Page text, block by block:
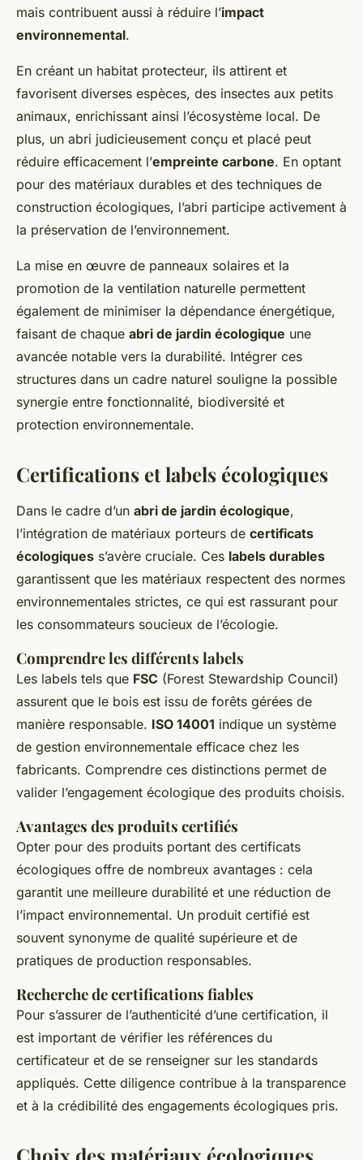
mais contribuent aussi à réduire l’impact
environnemental.
En créant un habitat protecteur, ils attirent et
favorisent diverses espèces, des insectes aux petits
animaux, enrichissant ainsi l’écosystème local. De
plus, un abri judicieusement conçu et placé peut
réduire efficacement l’empreinte carbone. En optant
pour des matériaux durables et des techniques de
construction écologiques, l’abri participe activement à
la préservation de l’environnement.
La mise en œuvre de panneaux solaires et la
promotion de la ventilation naturelle permettent
également de minimiser la dépendance énergétique,
faisant de chaque abri de jardin écologique une
avancée notable vers la durabilité. Intégrer ces
structures dans un cadre naturel souligne la possible
synergie entre fonctionnalité, biodiversité et
protection environnementale.
Certifications et labels écologiques
Dans le cadre d’un abri de jardin écologique,
l’intégration de matériaux porteurs de certificats
écologiques s’avère cruciale. Ces labels durables
garantissent que les matériaux respectent des normes
environnementales strictes, ce qui est rassurant pour
les consommateurs soucieux de l’écologie.
Comprendre les différents labels
Les labels tels que FSC (Forest Stewardship Council)
assurent que le bois est issu de forêts gérées de
manière responsable. ISO 14001 indique un système
de gestion environnementale efficace chez les
fabricants. Comprendre ces distinctions permet de
valider l’engagement écologique des produits choisis.
Avantages des produits certifiés
Opter pour des produits portant des certificats
écologiques offre de nombreux avantages : cela
garantit une meilleure durabilité et une réduction de
l’impact environnemental. Un produit certifié est
souvent synonyme de qualité supérieure et de
pratiques de production responsables.
Recherche de certifications fiables
Pour s’assurer de l’authenticité d’une certification, il
est important de vérifier les références du
certificateur et de se renseigner sur les standards
appliqués. Cette diligence contribue à la transparence
et à la crédibilité des engagements écologiques pris.